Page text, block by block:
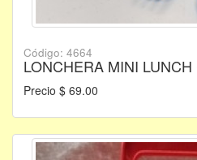
Código: 4664
LONCHERA MINI
Precio $ 69.00